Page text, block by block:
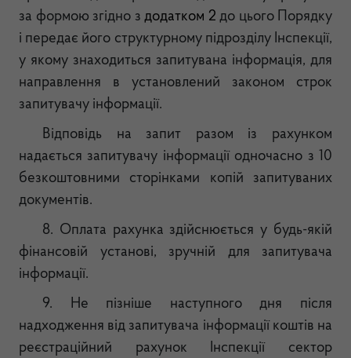
за формою згідно з додатком 2 до цього Порядку
і передає його структурному підрозділу Інспекції,
у якому знаходиться запитувана інформація, для
направлення в установлений законом строк
запитувачу інформації.
Відповідь на запит разом із рахунком
надається запитувачу інформації одночасно з 10
безкоштовними сторінками копій запитуваних
документів.
8. Оплата рахунка здійснюється у будь-якій
фінансовій установі, зручній для запитувача
інформації.
9. Не пізніше наступного дня після
надходження від запитувача інформації коштів на
реєстраційний рахунок Інспекції сектор